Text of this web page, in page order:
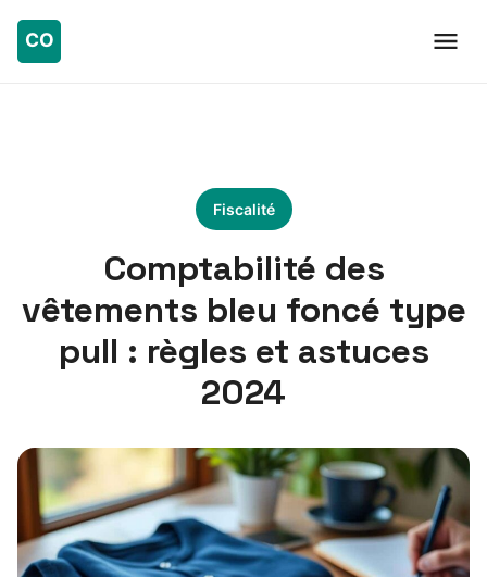
Fiscalité
Comptabilité des
vêtements bleu foncé type
pull : règles et astuces
2024